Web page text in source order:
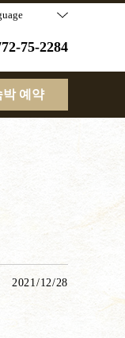
75-2284
박 예약
2021/12/28